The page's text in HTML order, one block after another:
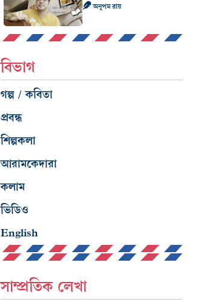
অনুপম রায়
বিভাগ
গল্প / কবিতা
প্রবন্ধ
শিল্পকলা
আরামকেদারা
কলাম
ভিডিও
English
সাম্প্রতিক লেখা